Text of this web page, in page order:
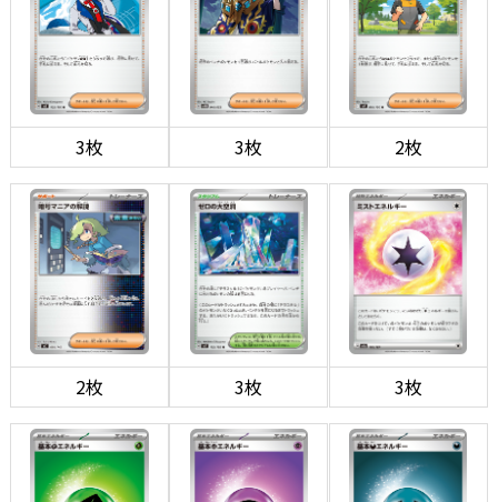
3枚 3枚 2枚
2枚 3枚 3枚